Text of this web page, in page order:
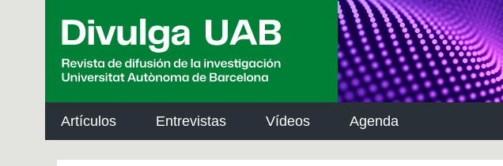
Artículos Entrevistas Vídeos Agenda